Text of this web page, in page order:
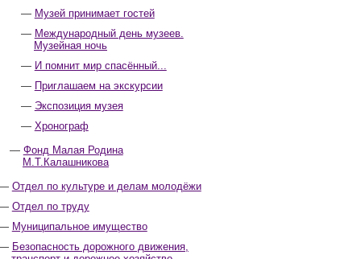
Музей принимает гостей
Международный день музеев.
Музейная ночь
И помнит мир спасённый...
Приглашаем на экскурсии
Экспозиция музея
Хронограф
Фонд Малая Родина
М.Т.Калашникова
Отдел по культуре и делам молодёжи
Отдел по труду
Муниципальное имущество
Безопасность дорожного движения,